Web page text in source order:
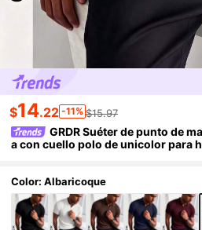
$14.22 -11% $15.97
GRDR Suéter de punto de
a con cuello polo de unicolor para
Color: Albaricoque